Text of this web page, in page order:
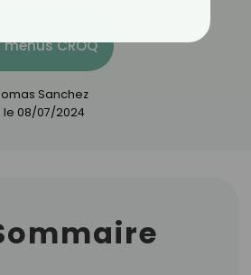
menus CROQ
Sanchez
le 08/07/2024